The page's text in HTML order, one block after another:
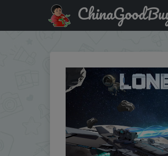
Купить по распродаже : LONESTAR